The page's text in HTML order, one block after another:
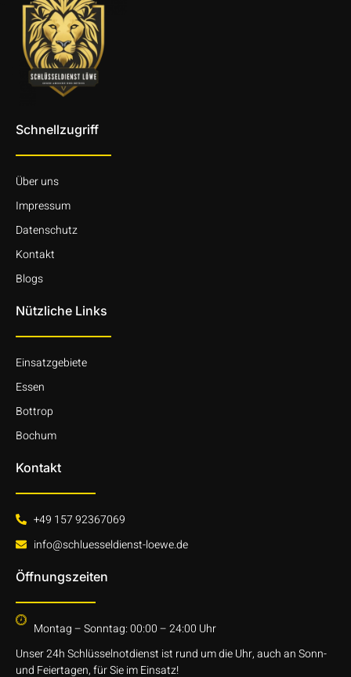
Schnellzugriff
Über uns
Impressum
Datenschutz
Kontakt
Blogs
Nützliche Links
Einsatzgebiete
Essen
Bottrop
Bochum
Kontakt
+49 157 92367069
info@schluesseldienst-loewe.de
Öffnungszeiten
Montag – Sonntag: 00:00 – 24:00 Uhr
Unser 24h Schlüsselnotdienst ist rund um die Uhr, auch an Sonn-
und Feiertagen, für Sie im Einsatz!